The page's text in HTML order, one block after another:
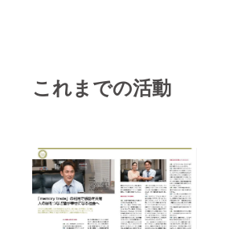
これまでの活動